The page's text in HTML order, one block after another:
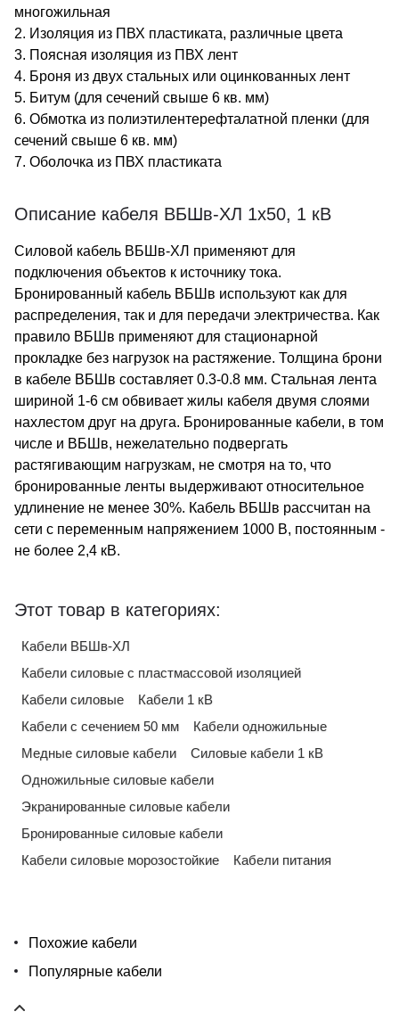
многожильная
2. Изоляция из ПВХ пластиката, различные цвета
3. Поясная изоляция из ПВХ лент
4. Броня из двух стальных или оцинкованных лент
5. Битум (для сечений свыше 6 кв. мм)
6. Обмотка из полиэтилентерефталатной пленки (для
сечений свыше 6 кв. мм)
7. Оболочка из ПВХ пластиката
Описание кабеля ВБШв-ХЛ 1х50, 1 кВ
Силовой кабель ВБШв-ХЛ применяют для
подключения объектов к источнику тока.
Бронированный кабель ВБШв используют как для
распределения, так и для передачи электричества. Как
правило ВБШв применяют для стационарной
прокладке без нагрузок на растяжение. Толщина брони
в кабеле ВБШв составляет 0.3-0.8 мм. Стальная лента
шириной 1-6 см обвивает жилы кабеля двумя слоями
нахлестом друг на друга. Бронированные кабели, в том
числе и ВБШв, нежелательно подвергать
растягивающим нагрузкам, не смотря на то, что
бронированные ленты выдерживают относительное
удлинение не менее 30%. Кабель ВБШв рассчитан на
сети с переменным напряжением 1000 В, постоянным -
не более 2,4 кВ.
Этот товар в категориях:
Кабели ВБШв-ХЛ
Кабели силовые с пластмассовой изоляцией
Кабели силовые
Кабели 1 кВ
Кабели с сечением 50 мм
Кабели одножильные
Медные силовые кабели
Силовые кабели 1 кВ
Одножильные силовые кабели
Экранированные силовые кабели
Бронированные силовые кабели
Кабели силовые морозостойкие
Кабели питания
Похожие кабели
Популярные кабели